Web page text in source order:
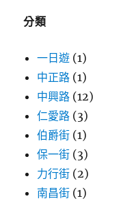
分類
一日遊 (1)
中正路 (1)
中興路 (12)
仁愛路 (3)
伯爵街 (1)
保一街 (3)
力行街 (2)
南昌街 (1)